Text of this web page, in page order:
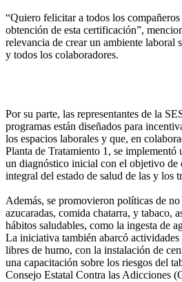
“Quiero felicitar a todos los
obtención de esta certificación”,
relevancia de crear un ambiente laboral
y todos los colaboradores.
Por su parte, las representantes de la
programas están diseñados para
los espacios laborales y que, en
Planta de Tratamiento 1, se implementó
un diagnóstico inicial con el objetivo de
integral del estado de salud de las y los
Además, se promovieron políticas de
azucaradas, comida chatarra, y tabaco,
hábitos saludables, como la ingesta de
La iniciativa también abarcó actividades
libres de humo, con la instalación de
una capacitación sobre los riesgos del
Consejo Estatal Contra las Adicciones